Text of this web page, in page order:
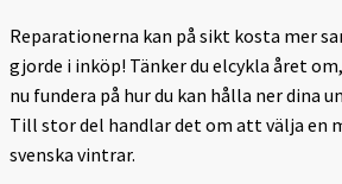
Reparationerna kan på sikt kosta mer
gjorde i inköp! Tänker du elcykla året
nu fundera på hur du kan hålla ner dina
Till stor del handlar det om att välja en
svenska vintrar.